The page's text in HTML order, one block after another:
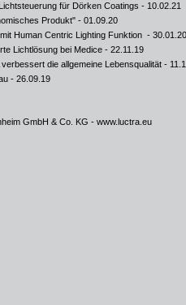
für Dörken Coatings - 10.02.21
Produkt" - 01.09.20
Human Centric Lighting Funktion - 30.01.20
Lichtlösung bei Medice - 22.11.19
die allgemeine Lebensqualität -
- 26.09.19
GmbH & Co. KG - www.luctra.eu